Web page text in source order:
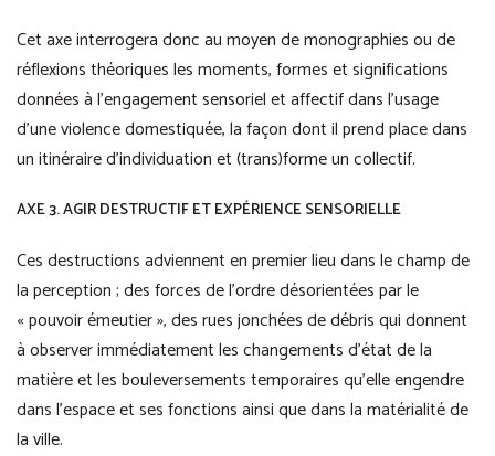
Cet axe interrogera donc au moyen de monographies ou de
réflexions théoriques les moments, formes et significations
données à l’engagement sensoriel et affectif dans l’usage
d’une violence domestiquée, la façon dont il prend place dans
un itinéraire d’individuation et (trans)forme un collectif.
AXE 3. AGIR DESTRUCTIF ET EXPÉRIENCE SENSORIELLE
Ces destructions adviennent en premier lieu dans le champ de
la perception ; des forces de l’ordre désorientées par le
« pouvoir émeutier », des rues jonchées de débris qui donnent
à observer immédiatement les changements d’état de la
matière et les bouleversements temporaires qu’elle engendre
dans l’espace et ses fonctions ainsi que dans la matérialité de
la ville.